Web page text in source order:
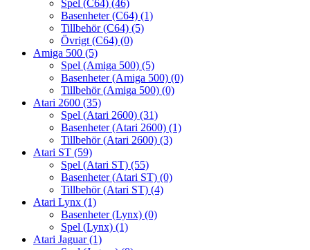
Spel (C64) (46)
Basenheter (C64) (1)
Tillbehör (C64) (5)
Övrigt (C64) (0)
Amiga 500 (5)
Spel (Amiga 500) (5)
Basenheter (Amiga 500) (0)
Tillbehör (Amiga 500) (0)
Atari 2600 (35)
Spel (Atari 2600) (31)
Basenheter (Atari 2600) (1)
Tillbehör (Atari 2600) (3)
Atari ST (59)
Spel (Atari ST) (55)
Basenheter (Atari ST) (0)
Tillbehör (Atari ST) (4)
Atari Lynx (1)
Basenheter (Lynx) (0)
Spel (Lynx) (1)
Atari Jaguar(1)